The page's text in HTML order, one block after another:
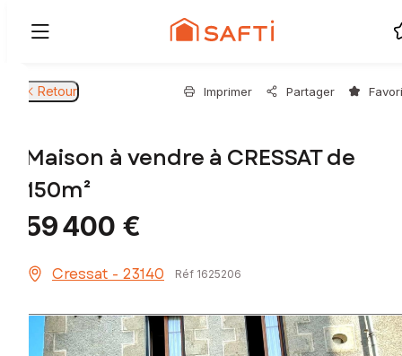
Retour Imprimer Partager
Maison à vendre à CRESSAT de
150m²
59 400 €
Cressat - 23140 Réf 1625206